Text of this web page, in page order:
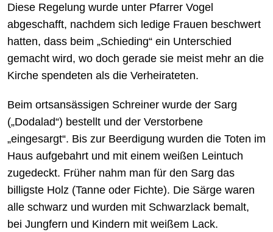
Diese Regelung wurde unter Pfarrer Vogel
abgeschafft, nachdem sich ledige Frauen beschwert
hatten, dass beim „Schieding“ ein Unterschied
gemacht wird, wo doch gerade sie meist mehr an die
Kirche spendeten als die Verheirateten.
Beim ortsansässigen Schreiner wurde der Sarg
(„Dodalad“) bestellt und der Verstorbene
„eingesargt“. Bis zur Beerdigung wurden die Toten im
Haus aufgebahrt und mit einem weißen Leintuch
zugedeckt. Früher nahm man für den Sarg das
billigste Holz (Tanne oder Fichte). Die Särge waren
alle schwarz und wurden mit Schwarzlack bemalt,
bei Jungfern und Kindern mit weißem Lack.